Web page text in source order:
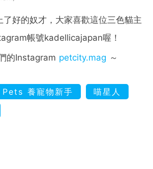
了好的奴才，大家喜歡這位三色貓主
帳號kadellicajapan喔！
的Instagram petcity.mag ～
養寵物新手
喵星人